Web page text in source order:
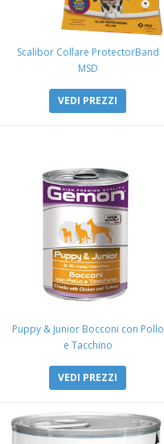
Scalibor Collare ProtectorBand
MSD
VEDI PREZZI
Puppy & Junior Bocconi con Pollo
e Tacchino
VEDI PREZZI